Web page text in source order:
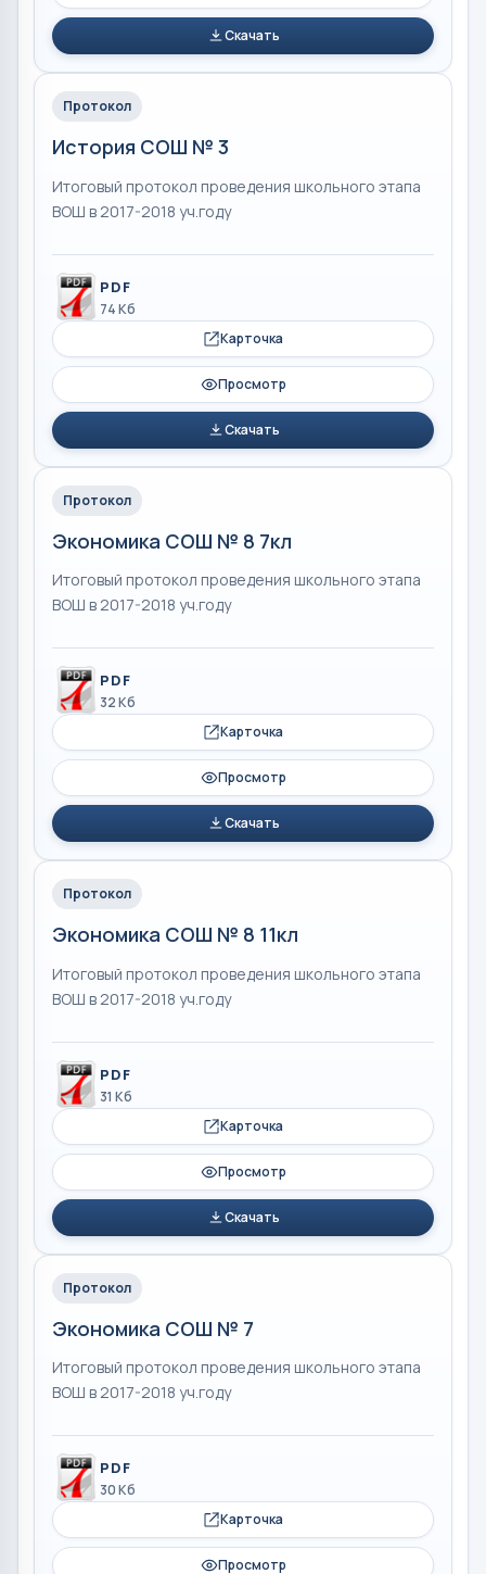
Скачать
Протокол
История СОШ № 3
Итоговый протокол проведения школьного этапа
ВОШ в 2017-2018 уч.году
PDF
74 Кб
Карточка
Просмотр
Скачать
Протокол
Экономика СОШ № 8 7кл
Итоговый протокол проведения школьного этапа
ВОШ в 2017-2018 уч.году
PDF
32 Кб
Карточка
Просмотр
Скачать
Протокол
Экономика СОШ № 8 11кл
Итоговый протокол проведения школьного этапа
ВОШ в 2017-2018 уч.году
PDF
31 Кб
Карточка
Просмотр
Скачать
Протокол
Экономика СОШ № 7
Итоговый протокол проведения школьного этапа
ВОШ в 2017-2018 уч.году
PDF
30 Кб
Карточка
Просмотр